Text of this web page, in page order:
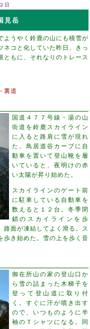
日
見岳
ようやく鈴鹿の山にも積雪が
ネコと化していた昨日、きっ
ともに、それなりのトレース
裏道
国道４７７号線・湯の山
街道を鈴鹿スカイライン
に入ると路肩に雪が現れ
た。鳥居道谷カーブに自
動車を置いて登山靴を履
いていると、夜明けの赤
い太陽が昇り始めた。
スカイラインのゲート前
に駐車している自動車を
数えると１２台。冬季閉
鎖のスカイラインを歩
路面が凍結してよく滑る。ス
歩き始めた。雪の上を歩く音
御在所山の家の登山口か
ら雪の詰まった木梯子を
登って登山道に取り付
く。すぐに汗が噴き出す
ので、いつものように半
袖のＴシャツになる。同